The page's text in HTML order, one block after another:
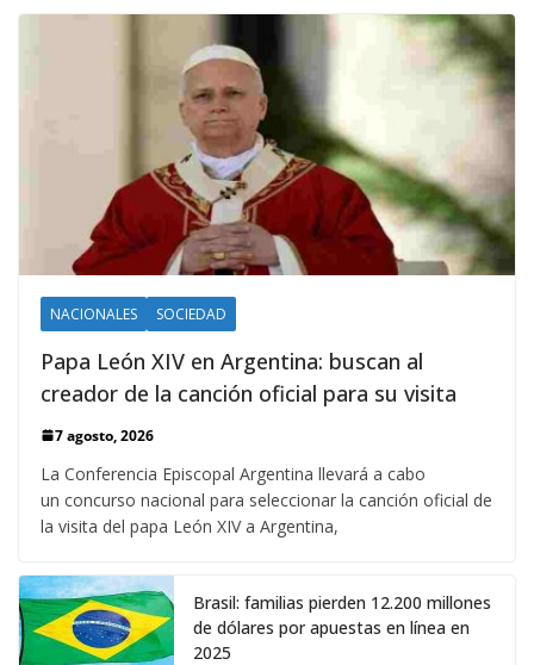
NACIONALES SOCIEDAD
Papa León XIV en Argentina: buscan al
creador de la canción oficial para su visita
7 agosto, 2026
La Conferencia Episcopal Argentina llevará a cabo
un concurso nacional para seleccionar la canción oficial de
la visita del papa León XIV a Argentina,
Brasil: familias pierden 12.200 millones
de dólares por apuestas en línea en
2025